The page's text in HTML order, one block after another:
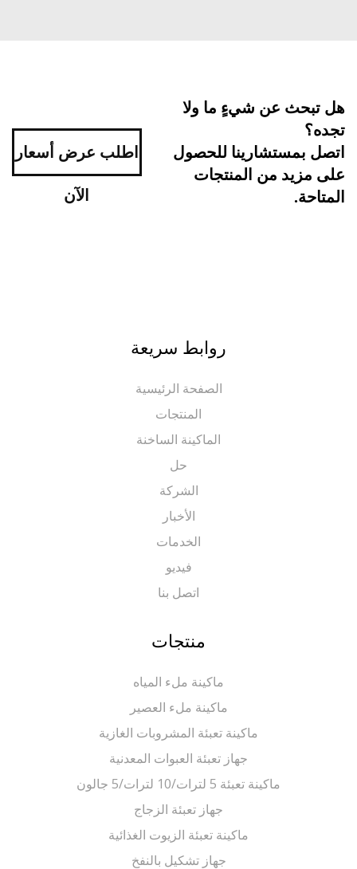
عن شيءٍ ما ولا
بمستشارينا للحصول
مزيد من المنتجات
اطلب عرض أسعار
روابط سريعة
الصفحة الرئيسية
المنتجات
الماكينة الساخنة
الشركة
الخدمات
اتصل بنا
منتجات
ماكينة ملء المياه
ماكينة ملء العصير
ماكينة تعبئة المشروبات الغازية
جهاز تعبئة العبوات المعدنية
ماكينة تعبئة 5 لترات/10 لترات/5 جالون
جهاز تعبئة الزجاج
ماكينة تعبئة الزيوت الغذائية
جهاز تشكيل بالنفخ